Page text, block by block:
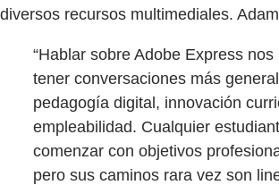
diversos recursos multimediales.
“Hablar sobre Adobe Express nos
tener conversaciones más
pedagogía digital, innovación
empleabilidad. Cualquier
comenzar con objetivos
pero sus caminos rara vez son